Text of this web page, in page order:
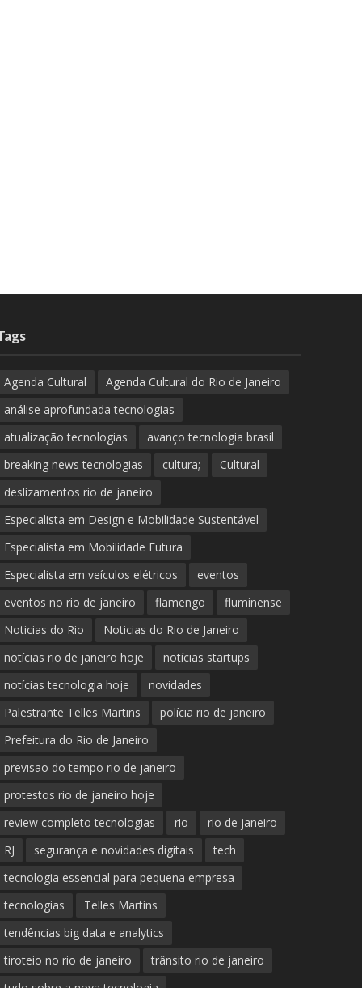
Agenda Cultural
Agenda Cultural do Rio de Janeiro
análise aprofundada tecnologias
atualização tecnologias
avanço tecnologia brasil
breaking news tecnologias
cultura;
Cultural
deslizamentos rio de janeiro
Especialista em Design e Mobilidade Sustentável
Especialista em Mobilidade Futura
Especialista em veículos elétricos
eventos
eventos no rio de janeiro
flamengo
fluminense
Noticias do Rio
Noticias do Rio de Janeiro
notícias rio de janeiro hoje
notícias startups
notícias tecnologia hoje
novidades
Palestrante Telles Martins
polícia rio de janeiro
Prefeitura do Rio de Janeiro
previsão do tempo rio de janeiro
protestos rio de janeiro hoje
review completo tecnologias
rio
rio de janeiro
RJ
segurança e novidades digitais
tech
tecnologia essencial para pequena empresa
tecnologias
Telles Martins
tendências big data e analytics
tiroteio no rio de janeiro
trânsito rio de janeiro